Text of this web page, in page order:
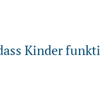
Kinder